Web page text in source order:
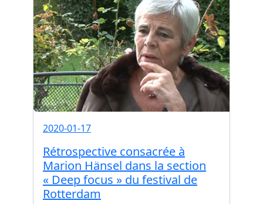
2020-01-17
Rétrospective consacrée à
Marion Hänsel dans la section
« Deep focus » du festival de
Rotterdam